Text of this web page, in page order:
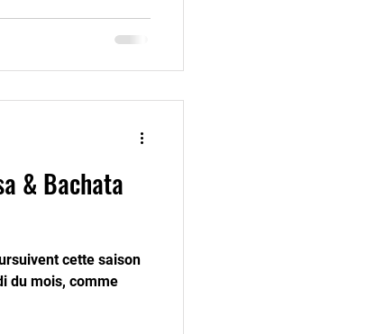
& Bachata
cette saison
du mois, comme